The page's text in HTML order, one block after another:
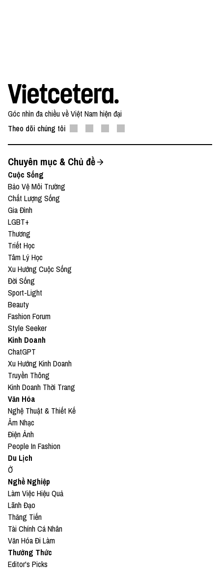
● Buy me a coffee:
https://www.buymeacoffee.com/vietcetera
Nếu có bất cứ góp ý, phản hồi hay mong muốn hợp
Góc nhìn đa chiều về Việt Nam hiện đại
Theo dõi chúng tôi
Chuyên mục & Chủ đề
Cuộc Sống
Bảo Vệ Môi Trường
Chất Lượng Sống
Gia Đình
LGBT+
Thương
Triết Học
Tâm Lý Học
Xu Hướng Cuộc Sống
Đời Sống
Sport-Light
Beauty
Fashion Forum
Style Seeker
Kinh Doanh
ChatGPT
Xu Hướng Kinh Doanh
Truyền Thông
Kinh Doanh Thời Trang
Văn Hóa
Nghệ Thuật & Thiết Kế
Âm Nhạc
Điện Ảnh
People In Fashion
Du Lịch
Ở
Nghề Nghiệp
Làm Việc Hiệu Quả
Lãnh Đạo
Thăng Tiến
Tài Chính Cá Nhân
Văn Hóa Đi Làm
Thưởng Thức
Editor's Picks